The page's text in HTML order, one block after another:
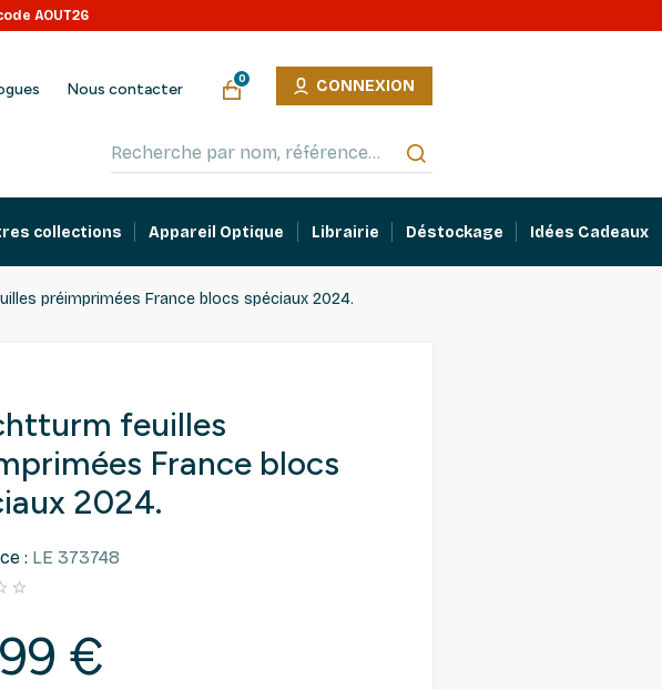
AOUT26
Nous contacter
0 CONNEXION
collections Appareil Optique Librairie Déstockage Idées Cadeaux
préimprimées France blocs spéciaux 2024.
feuilles
France blocs
2024.
: LE 373748

€